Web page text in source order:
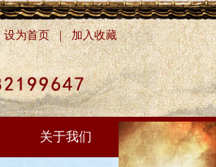
设为首页|加入收藏
关于我们